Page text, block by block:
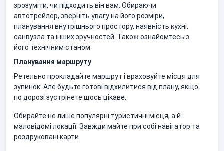
зрозуміти, чи підходить він вам. Обираючи
автотрейлер, зверніть увагу на його розміри,
планування внутрішнього простору, наявність кухні,
санвузла та інших зручностей. Також ознайомтесь з
його технічним станом.
Планування маршруту
Ретельно прокладайте маршрут і враховуйте місця для
зупинок. Але будьте готові відхилитися від плану, якщо
по дорозі зустрінете щось цікаве.
Обирайте не лише популярні туристичні місця, а й
маловідомі локації. Завжди майте при собі навігатор та
роздруковані карти.